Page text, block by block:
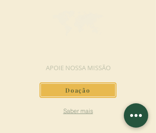
APOIE NOSSA MISSÃO
Doação
Saber mais